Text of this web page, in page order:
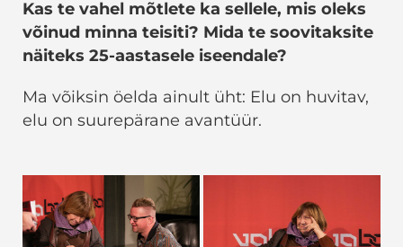
Kas te vahel mõtlete ka sellele, mis oleks
võinud minna teisiti? Mida te soovitaksite
näiteks 25-aastasele iseendale?
Ma võiksin öelda ainult üht: Elu on huvitav,
elu on suurepärane avantüür.